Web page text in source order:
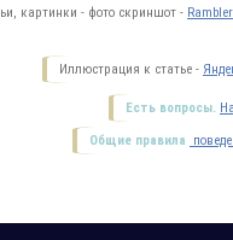
картинки - фото скриншот -
Иллюстрация к статье -
Есть вопросы.
Общие правила